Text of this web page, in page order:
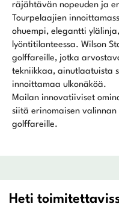
räjähtävän nopeuden ja
Tourpelaajien
ohuempi, elegantti
lyöntitilanteessa. Wilson
golffareille, jotka
tekniikkaa, ainutlaatuista
innoittamaa ulkonäköä.
Mailan innovatiiviset
siitä erinomaisen
golffareille.
Heti